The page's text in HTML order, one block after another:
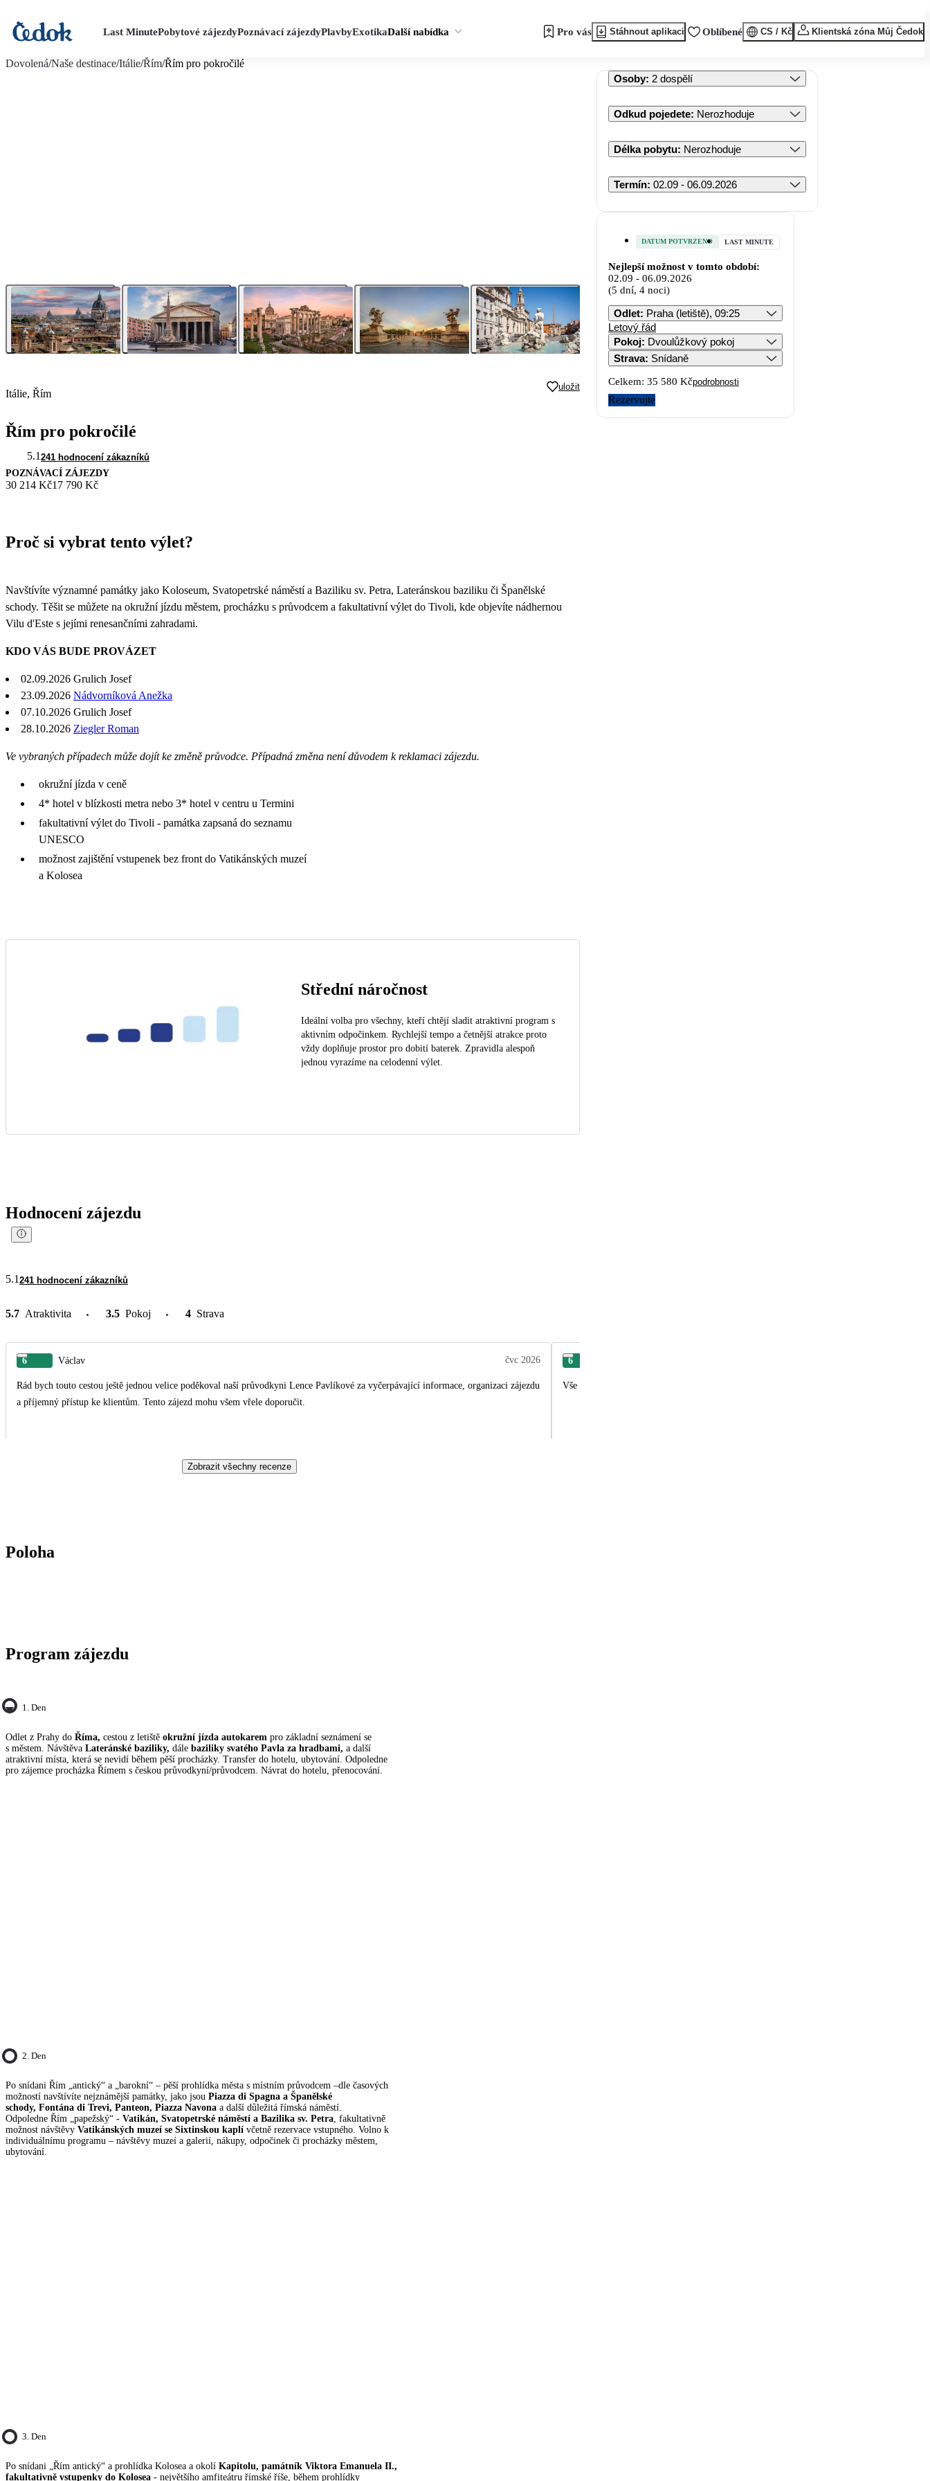
Last MinutePobytové zájezdyPoznávací zájezdyPlavbyExotikaDalší nabídka Pro vás Stáhnout aplikaci Oblíbené CS / Kč Klientská zóna Můj Čedok
Dovolená/Naše destinace/Itálie/Řím/Řím pro pokročilé
Itálie, Řím
uložit
Řím pro pokročilé
5.1 241 hodnocení zákazníků
POZNÁVACÍ ZÁJEZDY
30 214 Kč17 790 Kč
Proč si vybrat tento výlet?
Navštívíte významné památky jako Koloseum, Svatopetrské náměstí a Baziliku sv. Petra, Lateránskou baziliku či Španělské
schody. Těšit se můžete na okružní jízdu městem, procházku s průvodcem a fakultativní výlet do Tivoli, kde objevíte nádhernou
Vilu d'Este s jejími renesančními zahradami.
KDO VÁS BUDE PROVÁZET
02.09.2026 Grulich Josef
23.09.2026 Nádvorníková Anežka
07.10.2026 Grulich Josef
28.10.2026 Ziegler Roman
Ve vybraných případech může dojít ke změně průvodce. Případná změna není důvodem k reklamaci zájezdu.
okružní jízda v ceně
4* hotel v blízkosti metra nebo 3* hotel v centru u Termini
fakultativní výlet do Tivoli - památka zapsaná do seznamu
UNESCO
možnost zajištění vstupenek bez front do Vatikánských muzeí
a Kolosea
Střední náročnost
Ideální volba pro všechny, kteří chtějí sladit atraktivní program s
aktivním odpočinkem. Rychlejší tempo a četnější atrakce proto
vždy doplňuje prostor pro dobití baterek. Zpravidla alespoň
jednou vyrazíme na celodenní výlet.
Hodnocení zájezdu
5.1 241 hodnocení zákazníků
5.7 Atraktivita 3.5 Pokoj 4 Strava
6 Václav čvc 2026
Rád bych touto cestou ještě jednou velice poděkoval naší průvodkyni Lence Pavlíkové za vyčerpávající informace, organizaci zájezdu
a příjemný přístup ke klientům. Tento zájezd mohu všem vřele doporučit.
6
Vše perfetto!Průvodkyně Lenka profík,není absolutně nic vytknout,bylo to nádherné!
Zobrazit všechny recenze
Poloha
Program zájezdu
1. Den
Odlet z Prahy do Říma, cestou z letiště okružní jízda autokarem pro základní seznámení se
s městem. Návštěva Lateránské baziliky, dále baziliky svatého Pavla za hradbami, a další
atraktivní místa, která se nevidí během pěší procházky. Transfer do hotelu, ubytování. Odpoledne
pro zájemce procházka Římem s českou průvodkyní/průvodcem. Návrat do hotelu, přenocování.
2. Den
Po snídani Řím „antický“ a „barokní“ – pěší prohlídka města s místním průvodcem –dle časových
možností navštívíte nejznámější památky, jako jsou Piazza di Spagna a Španělské
schody, Fontána di Trevi, Panteon, Piazza Navona a další důležitá římská náměstí.
Odpoledne Řím „papežský“ - Vatikán, Svatopetrské náměstí a Bazilika sv. Petra , fakultativně
možnost návštěvy Vatikánských muzeí se Sixtinskou kaplí včetně rezervace vstupného. Volno k
individuálnímu programu – návštěvy muzeí a galerií, nákupy, odpočinek či procházky městem,
ubytování.
3. Den
Po snídani „Řím antický“ a prohlídka Kolosea a okolí Kapitolu, památník Viktora Emanuela II.,
fakultativně vstupenky do Kolosea - největšího amfiteátru římské říše, během prohlídky
Osoby: 2 dospělí
Odkud pojedete: Nerozhoduje
Délka pobytu: Nerozhoduje
Termín: 02.09 - 06.09.2026
DATUM POTVRZENO LAST MINUTE
Nejlepší možnost v tomto období:
02.09 - 06.09.2026
(5 dní, 4 noci)
Odlet: Praha (letiště), 09:25
Letový řád
Pokoj: Dvoulůžkový pokoj
Strava: Snídaně
Celkem: 35 580 Kčpodrobnosti
Rezervujte